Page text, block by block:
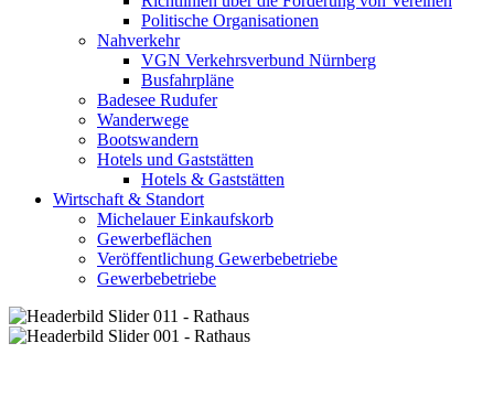
Politische Organisationen
Nahverkehr
VGN Verkehrsverbund Nürnberg
Busfahrpläne
Badesee Rudufer
Wanderwege
Bootswandern
Hotels und Gaststätten
Hotels & Gaststätten
Wirtschaft & Standort
Michelauer Einkaufskorb
Gewerbeflächen
Veröffentlichung Gewerbebetriebe
Gewerbebetriebe